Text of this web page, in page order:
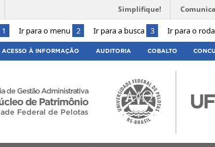
1 Ir para o menu 2 Ir para a busca 3 Ir para o
Simplifique!
ACESSO À INFORMAÇÃO AUDITORIA COBALTO
de Gestão Administrativa
de Patrimônio
Federal de Pelotas